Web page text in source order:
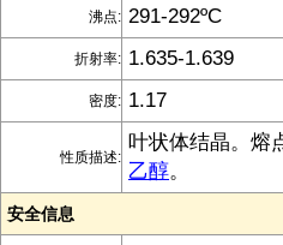
沸点: 291-292ºC
折射率: 1.635-1.639
密度: 1.17
性质描述:
叶状体结晶。熔
乙醇。
安全信息